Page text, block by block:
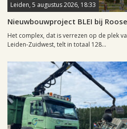
Leiden, 5 augustus 2026, 18:33
Nieuwbouwproject BLEI bij
Het complex, dat is verrezen op de plek
Leiden-Zuidwest, telt in totaal 128...